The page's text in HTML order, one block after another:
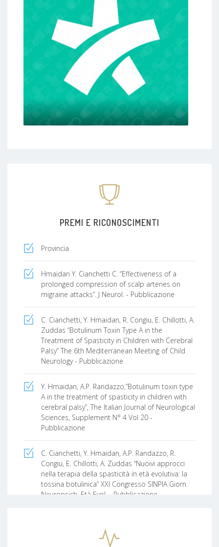
PREMI E RICONOSCIMENTI
Provincia
Hmaidan Y. Cianchetti C. “Effectiveness of a
prolonged compression of scalp arteries on
migraine attacks”. J Neurol. - Pubblicazione
C. Cianchetti, Y. Hmaidan, R. Congiu, E. Chillotti, A.
Zuddas “Botulinum Toxin Type A in the
Treatment of Spasticity in Children with Cerebral
Palsy” The 6th Mediterranean Meeting of Child
Neurology - Pubblicazione
Y. Hmaidan, A.P. Randazzo,”Botulinum toxin type
A in the treatment of spasticity in children with
cerebral palsy”, The Italian Journal of Neurological
Sciences, Supplement N° 4 Vol 20 -
Pubblicazione
C. Cianchetti, Y. Hmaidan, A.P. Randazzo, R.
Congiu, E. Chillotti, A. Zuddas “Nuoivi approcci
nella terapia della spasticità in età evolutiva: la
tossina botulinica“ XXI Congresso SINPIA Giorn.
Neuropsich. Età Evol. - Pubblicazione